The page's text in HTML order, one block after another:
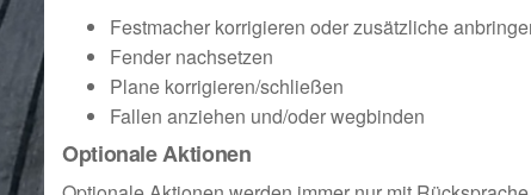
Festmacher korrigieren oder zusätzliche
Fender nachsetzen
Plane korrigieren/schließen
Fallen anziehen und/oder wegbinden
Optionale Aktionen